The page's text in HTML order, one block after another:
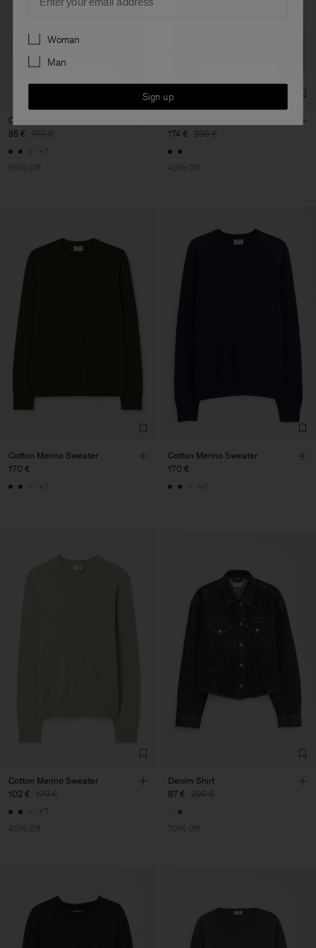
Cotton Merino Sweater
85 € 170 €
+7
50% Off
174 € 290 €
40% Off
Cotton Merino Sweater
170 €
+7
Cotton Merino Sweater
170 €
+7
Cotton Merino Sweater
102 € 170 €
+7
40% Off
Denim Shirt
87 € 290 €
70% Off
Preferences
Woman
Man
Sign up